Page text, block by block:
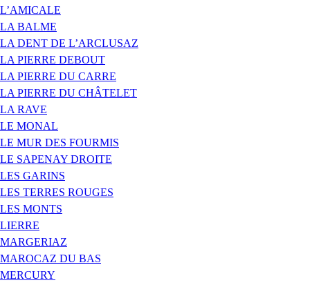
L’AMICALE
LA BALME
LA DENT DE L’ARCLUSAZ
LA PIERRE DEBOUT
LA PIERRE DU CARRE
LA PIERRE DU CHÂTELET
LA RAVE
LE MONAL
LE MUR DES FOURMIS
LE SAPENAY DROITE
LES GARINS
LES TERRES ROUGES
LES MONTS
LIERRE
MARGERIAZ
MAROCAZ DU BAS
MERCURY